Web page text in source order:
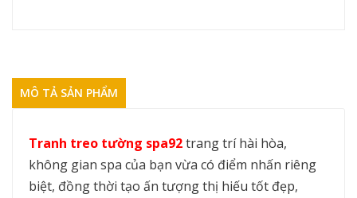
MÔ TẢ SẢN PHẨM
Tranh treo tường spa92trang trí hài hòa,
không gian spa của bạn vừa có điểm nhấn riêng
biệt, đồng thời tạo ấn tượng thị hiếu tốt đẹp,